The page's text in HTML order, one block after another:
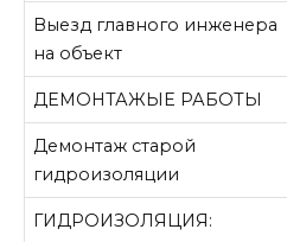
Выезд главного инженера
на объект
ДЕМОНТАЖЫЕ РАБОТЫ
Демонтаж старой
гидроизоляции
ГИДРОИЗОЛЯЦИЯ: